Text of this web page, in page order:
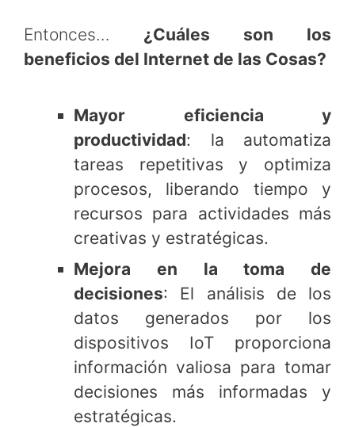
Entonces… ¿Cuáles son los
beneficios del Internet de las Cosas?
Mayor eficiencia y
productividad: la automatiza
tareas repetitivas y optimiza
procesos, liberando tiempo y
recursos para actividades más
creativas y estratégicas.
Mejora en la toma de
decisiones: El análisis de los
datos generados por los
dispositivos IoT proporciona
información valiosa para tomar
decisiones más informadas y
estratégicas.